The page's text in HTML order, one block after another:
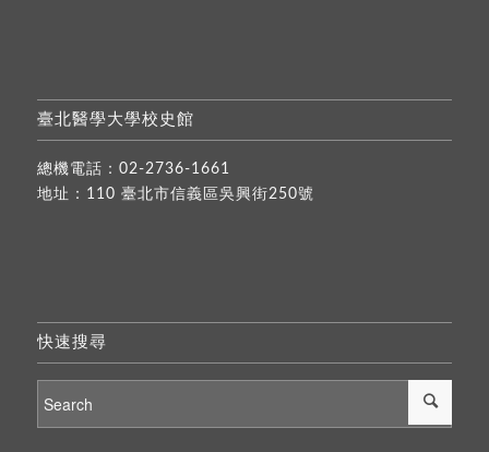
臺北醫學大學校史館
總機電話： 02-2736-1661
地址：110 臺北市信義區吳興街250號
快速搜尋